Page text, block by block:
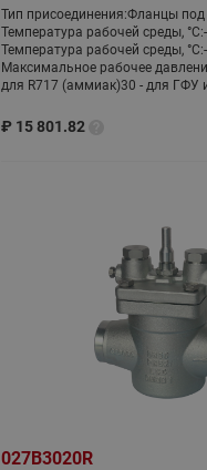
Тип присоединения:Фланцы под
Температура рабочей среды, °С:
Температура рабочей среды, °С:
Максимальное рабочее
для R717 (аммиак)30 - для ГФУ
₽ 15 801.82
027B3020R